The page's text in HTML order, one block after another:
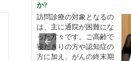
か?
訪問診療の対象となるの
は、主に通院が困難にな
った方々です。ご高齢で
寝たきりの方や認知症の
方に加え、がんの終末期